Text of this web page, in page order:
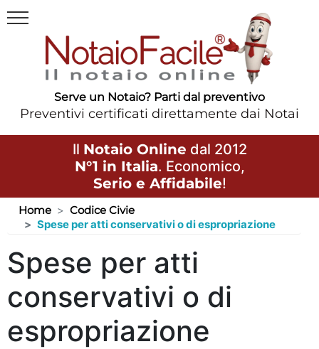
Serve un Notaio? Parti dal preventivo
Preventivi certificati direttamente dai Notai
Il Notaio Online dal 2012
N°1 in Italia. Economico,
Serio e Affidabile!
Home
Codice Civie
Spese per atti conservativi o di espropriazione
Spese per atti
conservativi o di
espropriazione